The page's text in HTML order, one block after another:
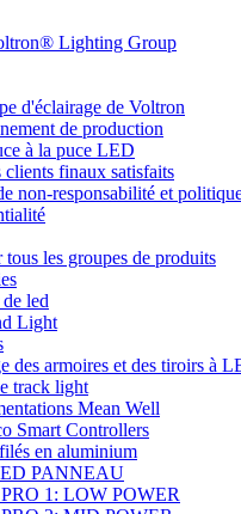
Lighting Group
d'éclairage de Voltron
de production
à la puce LED
clients finaux satisfaits
non-responsabilité et
les groupes de produits
led
Light
des armoires et des tiroirs à
track light
Mean Well
Smart Controllers
en aluminium
PANNEAU
1: LOW POWER